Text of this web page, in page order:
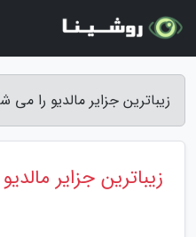
زیباترین جزایر مالدیو را
زیباترین جزایر